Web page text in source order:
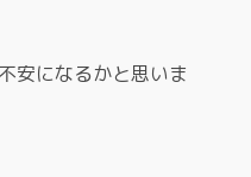
安になるかと思いま